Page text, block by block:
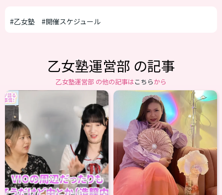
#乙女塾 #開催スケジュール
乙女塾運営部 の記事
乙女塾運営部 の他の記事はこちらから